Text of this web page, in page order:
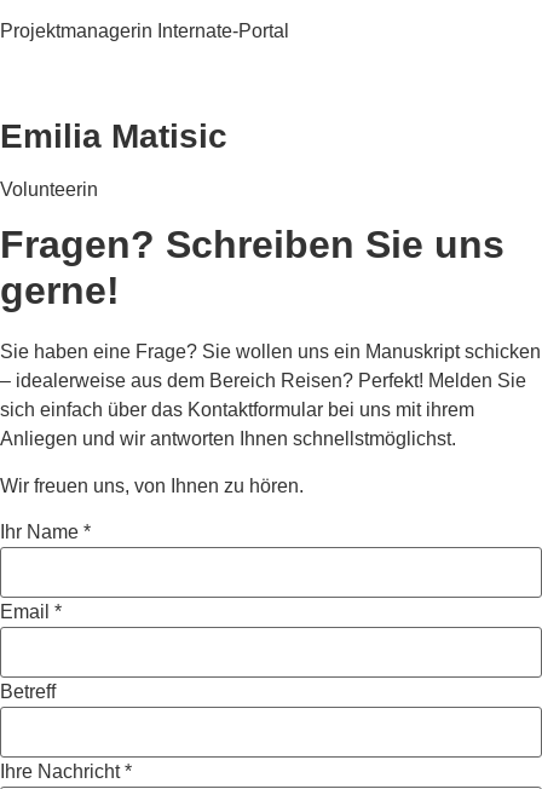
Projektmanagerin Internate-Portal
Emilia Matisic
Volunteerin
Fragen? Schreiben Sie uns
gerne!
Sie haben eine Frage? Sie wollen uns ein Manuskript schicken
– idealerweise aus dem Bereich Reisen? Perfekt! Melden Sie
sich einfach über das Kontaktformular bei uns mit ihrem
Anliegen und wir antworten Ihnen schnellstmöglichst.
Wir freuen uns, von Ihnen zu hören.
Ihr Name *
Email *
Betreff
Ihre Nachricht*